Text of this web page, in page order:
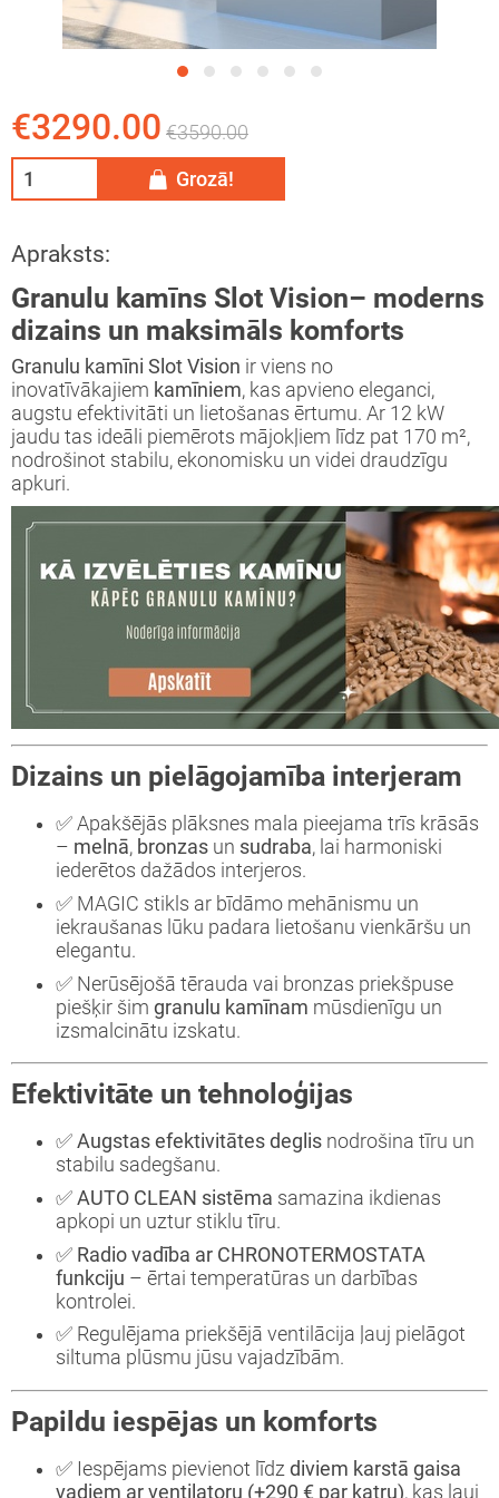
€3290.00 €3590.00
Grozā!
Apraksts:
Granulu kamīns Slot Vision– moderns
dizains un maksimāls komforts
Granulu kamīni Slot Vision ir viens no
inovatīvākajiem kamīniem, kas apvieno eleganci,
augstu efektivitāti un lietošanas ērtumu. Ar 12 kW
jaudu tas ideāli piemērots mājokļiem līdz pat 170 m²,
nodrošinot stabilu, ekonomisku un videi draudzīgu
apkuri.
Dizains un pielāgojamība interjeram
✅ Apakšējās plāksnes mala pieejama trīs krāsās
– melnā, bronzas un sudraba, lai harmoniski
iederētos dažādos interjeros.
✅ MAGIC stikls ar bīdāmo mehānismu un
iekraušanas lūku padara lietošanu vienkāršu un
elegantu.
✅ Nerūsējošā tērauda vai bronzas priekšpuse
piešķir šim granulu kamīnam mūsdienīgu un
izsmalcinātu izskatu.
Efektivitāte un tehnoloģijas
✅ Augstas efektivitātes deglis nodrošina tīru un
stabilu sadegšanu.
✅ AUTO CLEAN sistēma samazina ikdienas
apkopi un uztur stiklu tīru.
✅ Radio vadība ar CHRONOTERMOSTATA
funkciju – ērtai temperatūras un darbības
kontrolei.
✅ Regulējama priekšējā ventilācija ļauj pielāgot
siltuma plūsmu jūsu vajadzībām.
Papildu iespējas un komforts
✅ Iespējams pievienot līdz diviem karstā gaisa
vadiem ar ventilatoru (+290 € par katru), kas ļauj
instrukcija
kamīns